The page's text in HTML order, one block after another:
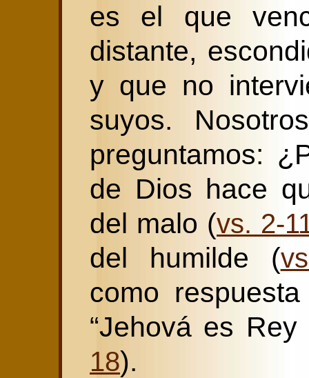
es el que
distante,
y que no
suyos.
preguntamos:
de Dios hace
del malo (vs. 2-
del humilde (
como
“Jehová es Rey
18).